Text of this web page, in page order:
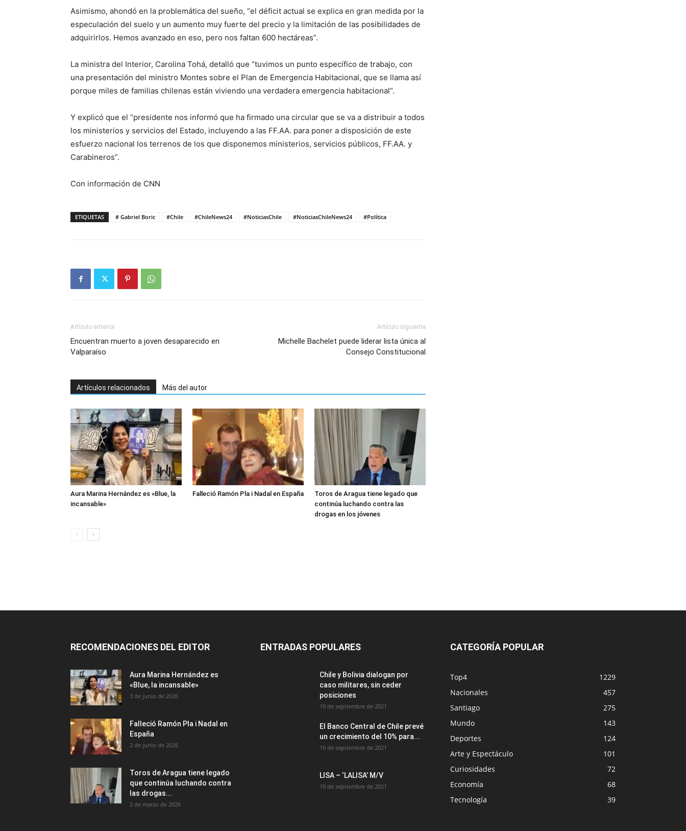
Asimismo, ahondó en la problemática del sueño, “el déficit actual se explica en gran medida por la
especulación del suelo y un aumento muy fuerte del precio y la limitación de las posibilidades de
adquirirlos. Hemos avanzado en eso, pero nos faltan 600 hectáreas”.
La ministra del Interior, Carolina Tohá, detalló que “tuvimos un punto específico de trabajo, con
una presentación del ministro Montes sobre el Plan de Emergencia Habitacional, que se llama así
porque miles de familias chilenas están viviendo una verdadera emergencia habitacional”.
Y explicó que el “presidente nos informó que ha firmado una circular que se va a distribuir a todos
los ministerios y servicios del Estado, incluyendo a las FF.AA. para poner a disposición de este
esfuerzo nacional los terrenos de los que disponemos ministerios, servicios públicos, FF.AA. y
Carabineros”.
Con información de CNN
ETIQUETAS # Gabriel Boric #Chile #ChileNews24 #NoticiasChile #NoticiasChileNews24 #Política
Artículo anterior
Encuentran muerto a joven desaparecido en
Valparaíso
Artículo siguiente
Michelle Bachelet puede liderar lista única al
Consejo Constitucional
Artículos relacionados Más del autor
Aura Marina Hernández es «Blue, la
incansable»
Falleció Ramón Pla i Nadal en España
Toros de Aragua tiene legado que
continúa luchando contra las
drogas en los jóvenes
RECOMENDACIONES DEL EDITOR
Aura Marina Hernández es
«Blue, la incansable»
3 de junio de 2026
Falleció Ramón Pla i Nadal en
España
2 de junio de 2026
Toros de Aragua tiene legado
que continúa luchando contra
las drogas...
2 de marzo de 2026
ENTRADAS POPULARES
Chile y Bolivia dialogan por
caso militares, sin ceder
posiciones
10 de septiembre de 2021
El Banco Central de Chile prevé
un crecimiento del 10% para...
10 de septiembre de 2021
LISA – ‘LALISA’ M/V
10 de septiembre de 2021
CATEGORÍA POPULAR
Top4
1229
Nacionales
457
Santiago
275
Mundo
143
Deportes
124
Arte y Espectáculo
101
Curiosidades
72
Economía
68
Tecnología
39